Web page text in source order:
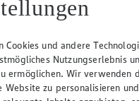
Pfannkuchen Mehl
sieben. Eier und Salz
und mit Mehl und
äußeren Blättern und
Cookies und andere
Nutzungserlebnis
ermöglichen. Wir verwenden
Website zu personalisieren